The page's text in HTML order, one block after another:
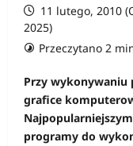
11 lutego, 2010
2025)
Przeczytano 2
Przy
grafice
programy do